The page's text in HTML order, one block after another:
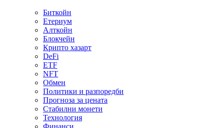
Биткойн
Етериум
Алткойн
Блокчейн
Крипто хазарт
DeFi
ETF
NFT
Обмен
Политики и разпоредби
Прогноза за цената
Стабилни монети
Технология
Финанси